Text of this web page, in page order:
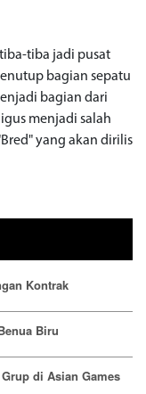
tiba jadi pusat
bagian sepatu
bagian dari
menjadi salah
yang akan dirilis
Kontrak
Biru
di Asian Games